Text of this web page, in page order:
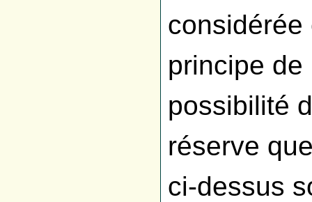
considérée
principe
possibilité
réserve
ci-dessus